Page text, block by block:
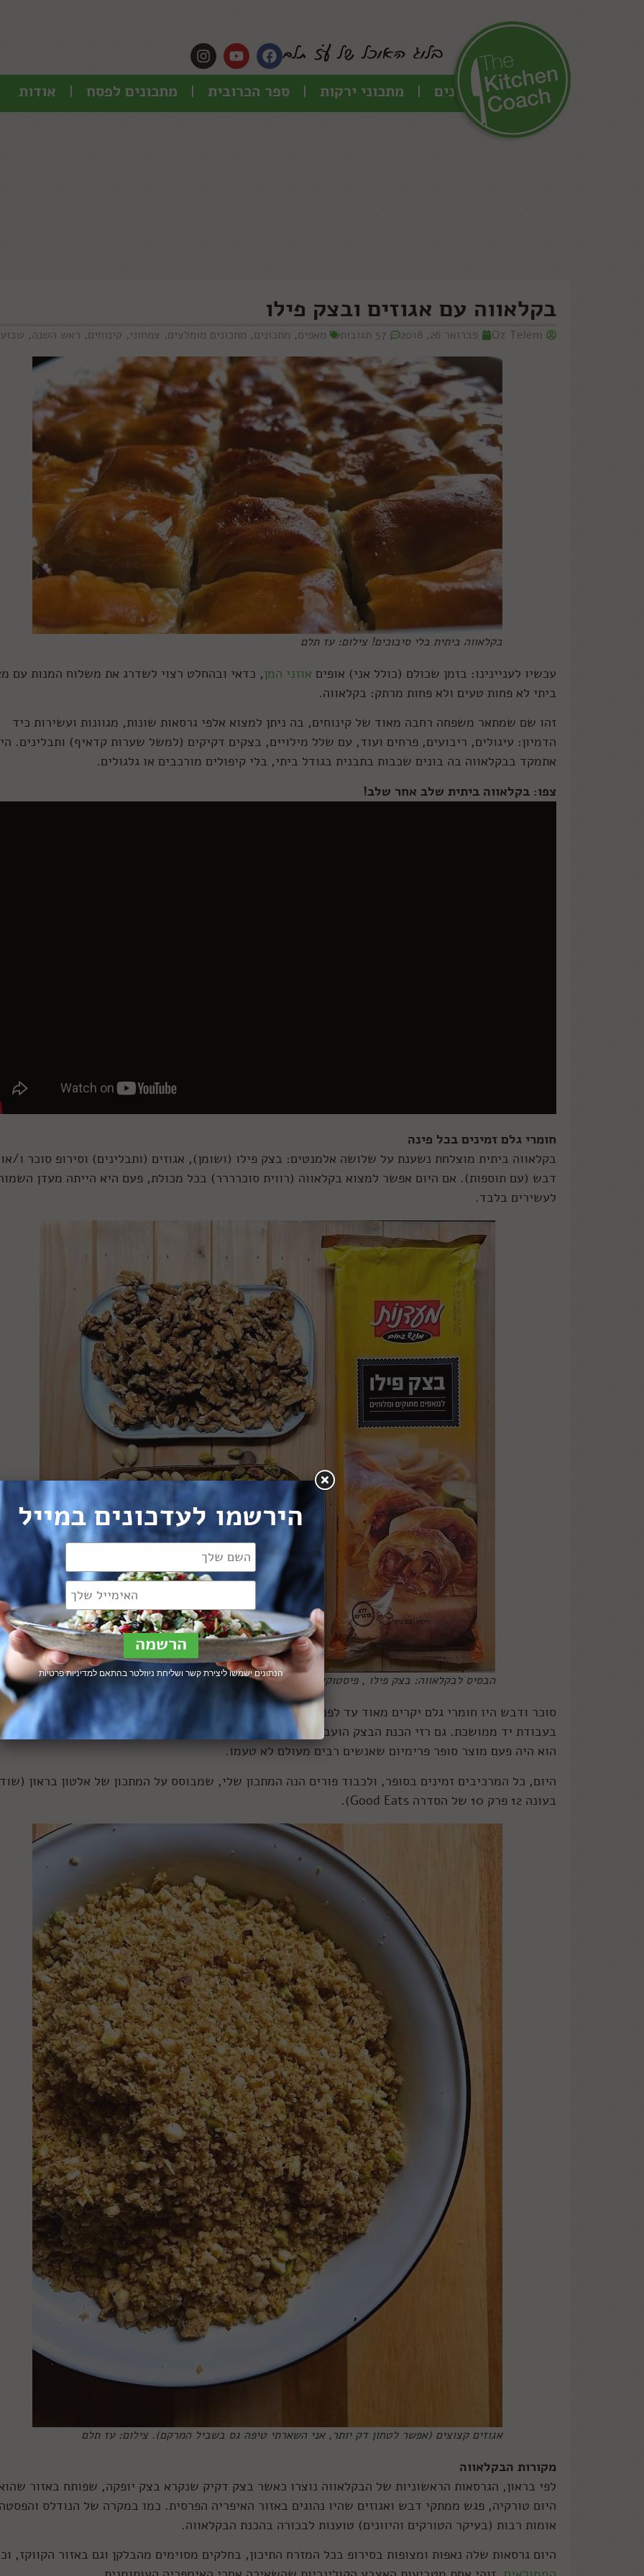
כל המתכונים מתכוני ירקות ספר הכרובית מתכונים לפסח אודות
בקלאווה עם אגוזים ובצק פילו
Oz Telem פברואר 26, 2018 57 תגובות מאפים, מתכונים, מתכונים מומלצים, צמחוני, קינוחים, ראש השנה,
בקלאווה ביתית בלי סיבוכים! צילום: עז תלם
עכשיו לעניינינו: בזמן שכולם (כולל אני) אופים אוזני המן, כדאי ובהחלט רצוי לשדרג את משלוח המנות עם
ביתי לא פחות טעים ולא פחות מרתק: בקלאווה.
זהו שם שמתאר משפחה רחבה מאוד של קינוחים, בה ניתן למצוא אלפי גרסאות שונות, מגוונות ועשירות כיד
הדמיון: עיגולים, ריבועים, פרחים ועוד, עם שלל מילויים, בצקים דקיקים (למשל שערות קדאיף) ותבלינים.
אתמקד בבקלאווה בה בונים שכבות בתבנית בגודל ביתי, בלי קיפולים מורכבים או גלגולים.
צפו: בקלאווה ביתית שלב אחר שלב!
חומרי גלם זמינים בכל פינה
בקלאווה ביתית מוצלחת נשענת על שלושה אלמנטים: בצק פילו (ושומן), אגוזים (ותבלינים) וסירופ סוכר ו/או
דבש (עם תוספות). אם היום אפשר למצוא בקלאווה (רווית סוכרררר) בכל מכולת, פעם היא הייתה מעדן
לעשירים בלבד.
הבסיס לבקלאווה: בצק פילו , פיסטוקים, שקדים ואגוזי מלך. צילום: עז תלם
סוכר ודבש היו חומרי גלם יקרים מאוד עד לפני 300 שנה (דבש עדיין יקר), וכמוהם אגוזים, שנקטפו וקולפו
בעבודת יד ממושכת. גם רזי הכנת הבצק הועברו במשפחות במשך דורות: הקמח הלבן, שהיום הוא מוצר
הוא היה פעם מוצר סופר פרימיום שאנשים רבים מעולם לא טעמו.
היום, כל המרכיבים זמינים בסופר, ולכבוד פורים הנה המתכון שלי, שמבוסס על המתכון של אלטון בראון
בעונה 12 פרק 10 של הסדרה Good Eats).
אגוזים קצוצים (אפשר לטחון דק יותר, אני השארתי טיפה גס בשביל המרקם). צילום: עז תלם
מקורות הבקלאווה
לפי בראון, הגרסאות הראשוניות של הבקלאווה נוצרו כאשר בצק דקיק שנקרא בצק יופקה, שפותח באזור
היום טורקיה, פגש ממתקי דבש ואגוזים שהיו נהוגים באזור האיפריה הפרסית. כמו במקרה של הנודלס
אומות רבות (בעיקר הטורקים והיוונים) טוענות לבכורה בהכנת הבקלאווה.
היום גרסאות שלה נאפות ומצופות בסירופ בכל המזרח התיכון, בחלקים מסוימים מהבלקן וגם באזור הקווקז,
הירשמו לעדכונים במייל
הנתונים ישמשו ליצירת קשר ושליחת ניוזלטר בהתאם למדיניות פרטיות